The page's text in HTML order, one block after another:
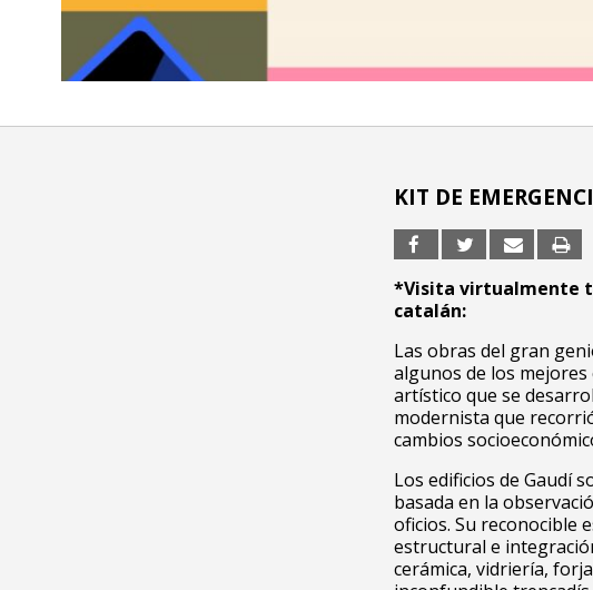
KIT DE
*Visita virtualmente
catalán:
Las obras del gran
algunos de los
artístico que se
modernista que
cambios
Los edificios de Gaudí
basada en la
oficios. Su reconocible
estructural e
cerámica, vidriería,